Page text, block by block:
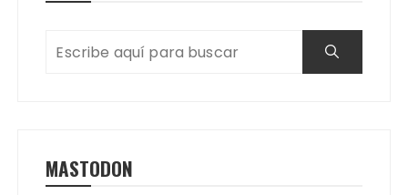
MASTODON